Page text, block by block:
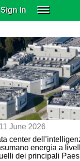
Sign In
GIFT
11 June 2026
center
energia a
dei principali